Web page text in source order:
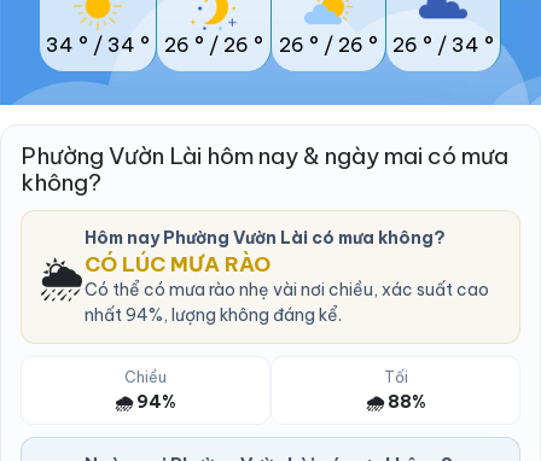
34 ° / 34 ° 26 ° / 26 ° 26 ° / 26 ° 26 ° / 34 °
Phường Vườn Lài hôm nay & ngày mai có mưa
không?
🌦️
Hôm nay Phường Vườn Lài có mưa không?
CÓ LÚC MƯA RÀO
Có thể có mưa rào nhẹ vài nơi chiều, xác suất cao
nhất 94%, lượng không đáng kể.
Chiều
🌧️ 94%
Tối
🌧️ 88%